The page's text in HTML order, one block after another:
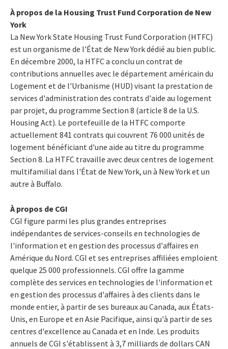
À propos de la Housing Trust Fund Corporation de New
York
La New York State Housing Trust Fund Corporation (HTFC)
est un organisme de l'État de New York dédié au bien public.
En décembre 2000, la HTFC a conclu un contrat de
contributions annuelles avec le département américain du
Logement et de l'Urbanisme (HUD) visant la prestation de
services d'administration des contrats d'aide au logement
par projet, du programme Section 8 (article 8 de la U.S.
Housing Act). Le portefeuille de la HTFC comporte
actuellement 841 contrats qui couvrent 76 000 unités de
logement bénéficiant d'une aide au titre du programme
Section 8. La HTFC travaille avec deux centres de logement
multifamilial dans l'État de New York, un à New York et un
autre à Buffalo.
À propos de CGI
CGI figure parmi les plus grandes entreprises
indépendantes de services-conseils en technologies de
l'information et en gestion des processus d'affaires en
Amérique du Nord. CGI et ses entreprises affiliées emploient
quelque 25 000 professionnels. CGI offre la gamme
complète des services en technologies de l'information et
en gestion des processus d'affaires à des clients dans le
monde entier, à partir de ses bureaux au Canada, aux États-
Unis, en Europe et en Asie Pacifique, ainsi qu'à partir de ses
centres d'excellence au Canada et en Inde. Les produits
annuels de CGI s'établissent à 3,7 milliards de dollars CAN